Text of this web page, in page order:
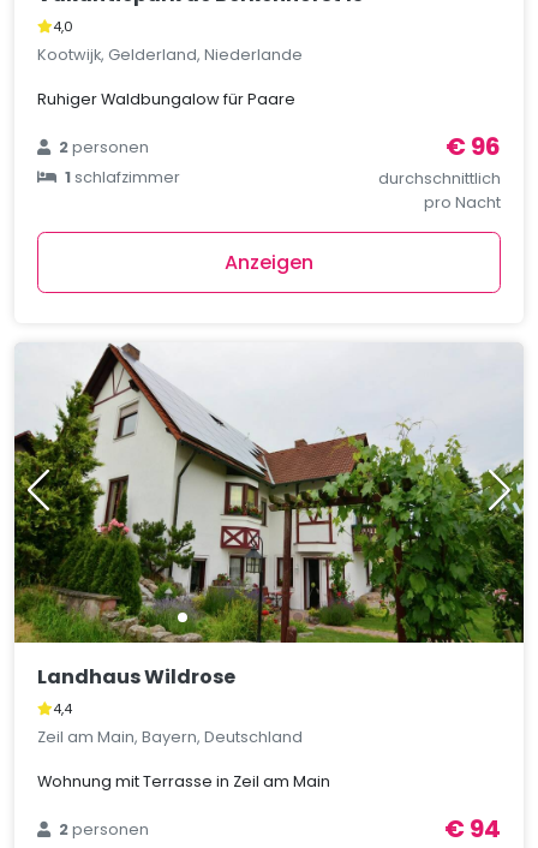
4,0
Kootwijk, Gelderland, Niederlande
Ruhiger Waldbungalow für Paare
2personen
1schlafzimmer
€ 96
durchschnittlich
pro Nacht
Anzeigen
Landhaus Wildrose
4,4
Zeil am Main, Bayern, Deutschland
Wohnung mit Terrasse in Zeil am Main
2personen
€ 94